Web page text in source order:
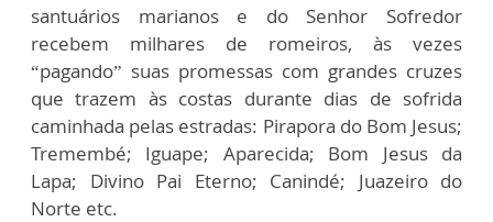
santuários marianos e do Senhor Sofredor
recebem milhares de romeiros, às vezes
“pagando” suas promessas com grandes cruzes
que trazem às costas durante dias de sofrida
caminhada pelas estradas: Pirapora do Bom Jesus;
Tremembé; Iguape; Aparecida; Bom Jesus da
Lapa; Divino Pai Eterno; Canindé; Juazeiro do
Norte etc.